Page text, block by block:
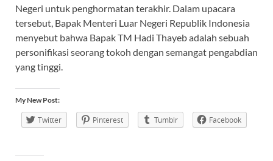
Negeri untuk penghormatan terakhir. Dalam upacara
tersebut, Bapak Menteri Luar Negeri Republik Indonesia
menyebut bahwa Bapak TM Hadi Thayeb adalah sebuah
personifikasi seorang tokoh dengan semangat pengabdian
yang tinggi.
My New Post:
Twitter Pinterest Tumblr Facebook